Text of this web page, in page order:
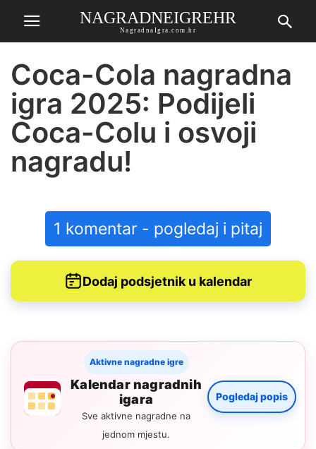
NAGRADNEIGREHR
NagradnaIgra.com.hr
Coca-Cola nagradna
igra 2025: Podijeli
Coca-Colu i osvoji
nagradu!
1 komentar - pogledaj i pitaj
Dodaj podsjetnik u kalendar
Aktivne nagradne igre
Kalendar nagradnih
igara
Sve aktivne nagradne na
jednom mjestu.
Pogledaj popis